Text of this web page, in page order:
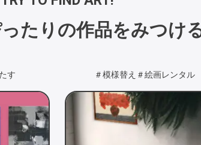
たりの作品をみつけ
ル ＃クリニック＃カフェ